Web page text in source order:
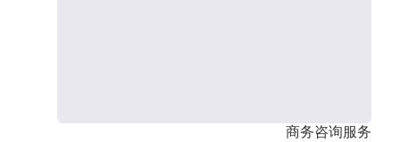
商务咨询服务